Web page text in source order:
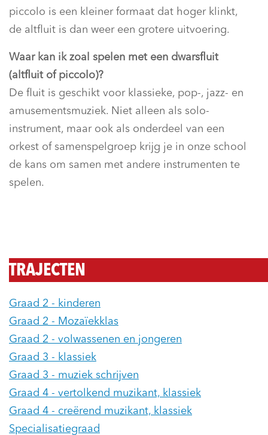
piccolo is een kleiner formaat dat hoger klinkt,
de altfluit is dan weer een grotere uitvoering.
Waar kan ik zoal spelen met een dwarsfluit
(altfluit of piccolo)?
De fluit is geschikt voor klassieke, pop-, jazz- en
amusementsmuziek. Niet alleen als solo-
instrument, maar ook als onderdeel van een
orkest of samenspelgroep krijg je in onze school
de kans om samen met andere instrumenten te
spelen.
TRAJECTEN
Graad 2 - kinderen
Graad 2 - Mozaïekklas
Graad 2 - volwassenen en jongeren
Graad 3 - klassiek
Graad 3 - muziek schrijven
Graad 4 - vertolkend muzikant, klassiek
Graad 4 - creërend muzikant, klassiek
Specialisatiegraad